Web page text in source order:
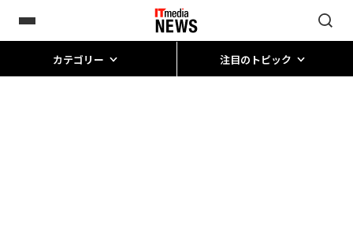
カテゴリー 注目のトピック